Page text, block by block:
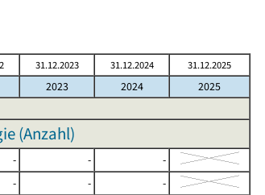
31.12.2023 31.12.2024 31.12.2025
2023 2024
2025
(Anzahl)
- -
-
- -
-